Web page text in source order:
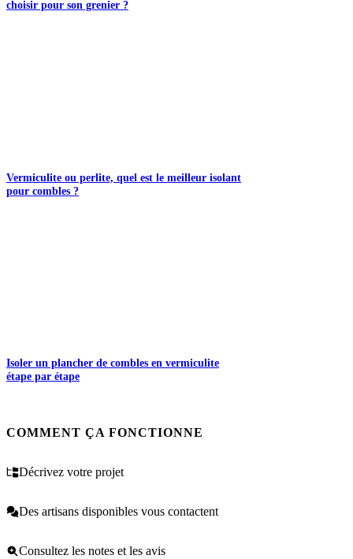
choisir pour son grenier ?
Vermiculite ou perlite, quel est le meilleur isolant
pour combles ?
Isoler un plancher de combles en vermiculite
étape par étape
COMMENT ÇA FONCTIONNE
Décrivez votre projet
Des artisans disponibles vous contactent
Consultez les notes et les avis